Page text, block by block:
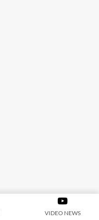
VIDEO NEWS